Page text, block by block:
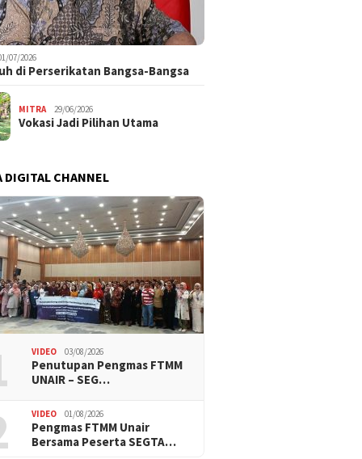
07/2026
di Perserikatan Bangsa-Bangsa
MITRA 29/06/2026
Vokasi Jadi Pilihan Utama
DIGITAL CHANNEL
VIDEO 03/08/2026
Penutupan Pengmas FTMM
UNAIR – SEG…
VIDEO 01/08/2026
Pengmas FTMM Unair
Bersama Peserta SEGTA…